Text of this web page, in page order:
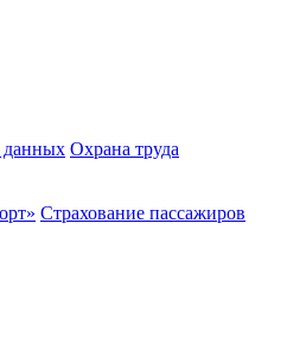
данных Охрана труда
Страхование пассажиров